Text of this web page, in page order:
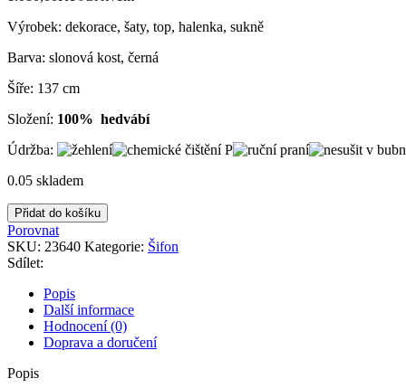
Výrobek: dekorace, šaty, top, halenka, sukně
Barva: slonová kost, černá
Šíře: 137 cm
Složení: 100% hedvábí
Údržba:
0.05 skladem
Šifon
smetanový
s
černým
vzorem
krešovaný
množství
Přidat do košíku
Porovnat
SKU: 23640 Kategorie: Šifon
Sdílet:
Popis
Další informace
Hodnocení (0)
Doprava a doručení
Popis